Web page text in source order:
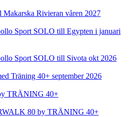
Makarska Rivieran våren 2027
Sport SOLO till Egypten i januari
Sport SOLO till Sivota okt 2026
Träning 40+ september 2026
TRÄNING 40+
80 by TRÄNING 40+